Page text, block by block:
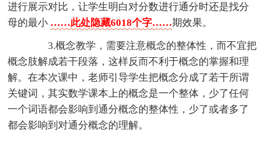
进行展示对比，让学生明白对分数进行通分时还是找分
母的最小 ……此处隐藏6018个字……期效果。
3.概念教学，需要注意概念的整体性，而不宜把
概念肢解成若干段落，这样反而不利于概念的掌握和理
解。在本次课中，老师引导学生把概念分成了若干所谓
关键词，其实数学课本上的概念是一个整体，少了任何
一个词语都会影响到通分概念的整体性，少了或者多了
都会影响到对通分概念的理解。